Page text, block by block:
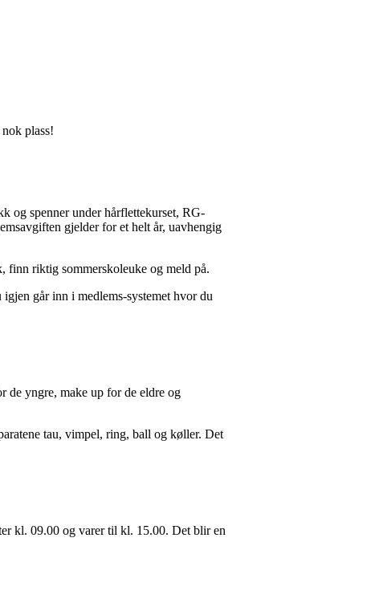
plass!
og spenner under hårflettekurset, RG-
gjelder for et helt år, uavhengig
finn riktig sommerskoleuke og meld på.
går inn i medlems-systemet hvor du
de yngre, make up for de eldre og
tau, vimpel, ring, ball og køller. Det
kl. 09.00 og varer til kl. 15.00. Det blir en